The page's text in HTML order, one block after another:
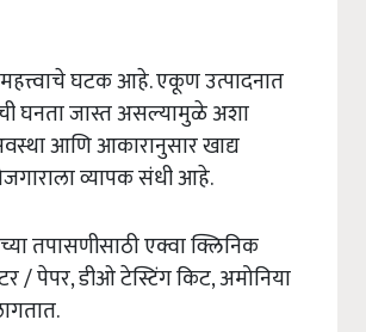
घटक आहे. एकूण उत्पादनात
घनता जास्त असल्यामुळे अशा
आणि आकारानुसार खाद्य
व्यापक संधी आहे.
तपासणीसाठी एक्वा क्लिनिक
/ पेपर, डीओ टेस्टिंग किट, अमोनिया